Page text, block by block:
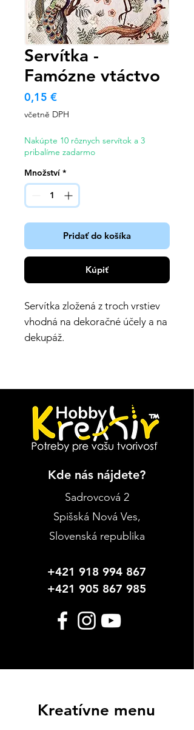
Servítka -
Famózne vtáctvo
0,15 €Cena
včetně DPH
Nakúpte 10 rôznych servítok a 3
pribalíme zadarmo
Množství *
Pridať do košíka
Kúpiť
Servítka zložená z troch vrstiev
vhodná na dekoračné účely a na
dekupáž.
Kde nás nájdete?
Sadrovcová 2
Spišská Nová Ves,
Slovenská republika
+421 918 994 867
+421 905 867 985
Kreatívne menu